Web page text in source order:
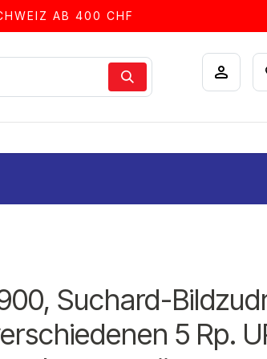
AB 400 CHF
Suchard-
5 Rp.